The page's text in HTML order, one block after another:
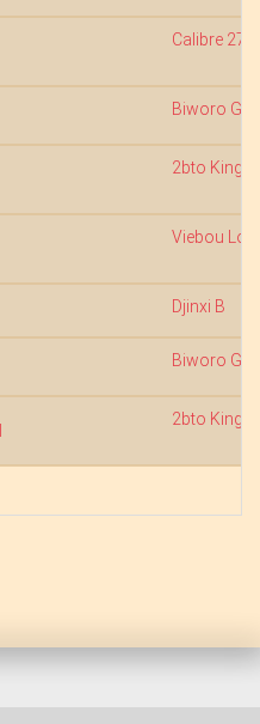
Calibre 27
Biworo
2bto King
Viebou
Djinxi B
Biworo
2bto King